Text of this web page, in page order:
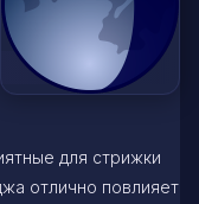
для стрижки
отлично повлияет